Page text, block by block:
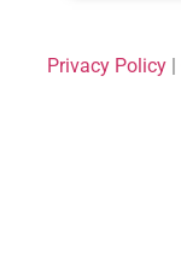
Privacy Policy|